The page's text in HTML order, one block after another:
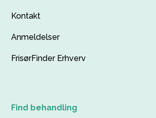
Kontakt
Anmeldelser
FrisørFinder Erhverv
Find behandling